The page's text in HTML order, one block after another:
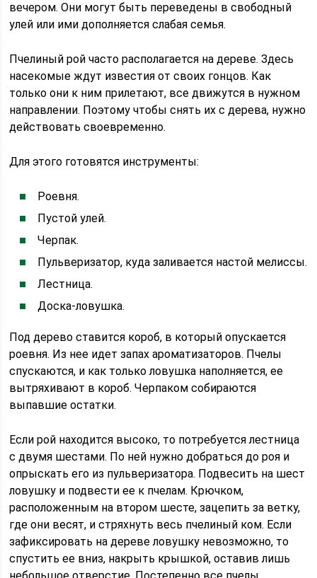
вечером. Они могут быть переведены в свободный
улей или ими дополняется слабая семья.
Пчелиный рой часто располагается на дереве. Здесь
насекомые ждут известия от своих гонцов. Как
только они к ним прилетают, все движутся в нужном
направлении. Поэтому чтобы снять их с дерева, нужно
действовать своевременно.
Для этого готовятся инструменты:
Роевня.
Пустой улей.
Черпак.
Пульверизатор, куда заливается настой мелиссы.
Лестница.
Доска-ловушка.
Под дерево ставится короб, в который опускается
роевня. Из нее идет запах ароматизаторов. Пчелы
спускаются, и как только ловушка наполняется, ее
вытряхивают в короб. Черпаком собираются
выпавшие остатки.
Если рой находится высоко, то потребуется лестница
с двумя шестами. По ней нужно добраться до роя и
опрыскать его из пульверизатора. Подвесить на шест
ловушку и подвести ее к пчелам. Крючком,
расположенным на втором шесте, зацепить за ветку,
где они весят, и стряхнуть весь пчелиный ком. Если
зафиксировать на дереве ловушку невозможно, то
спустить ее вниз, накрыть крышкой, оставив лишь